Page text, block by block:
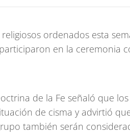
ordenados esta
en la ceremonia
de la Fe señaló que
de cisma y advirtió
también serán